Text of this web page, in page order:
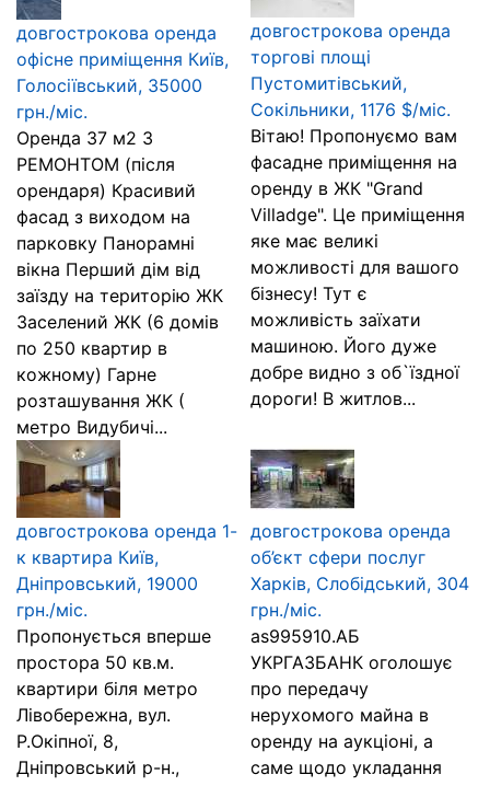
довгострокова оренда
офісне приміщення Київ,
Голосіївський, 35000
грн./міс.
Оренда 37 м2 З
РЕМОНТОМ (після
орендаря) Красивий
фасад з виходом на
парковку Панорамні
вікна Перший дім від
заїзду на територію ЖК
Заселений ЖК (6 домів
по 250 квартир в
кожному) Гарне
розташування ЖК (
метро Видубичі...
довгострокова оренда
торгові площі
Пустомитівський,
Сокільники, 1176 $/міс.
Вітаю! Пропонуємо вам
фасадне приміщення на
оренду в ЖК "Grand
Villadge". Це приміщення
яке має великі
можливості для вашого
бізнесу! Тут є
можливість заїхати
машиною. Його дуже
добре видно з об`їздної
дороги! В житлов...
довгострокова оренда 1-
к квартира Київ,
Дніпровський, 19000
грн./міс.
Пропонується вперше
простора 50 кв.м.
квартири біля метро
Лівобережна, вул.
Р.Окіпної, 8,
Дніпровський р-н.,
довгострокова оренда
об’єкт сфери послуг
Харків, Слобідський, 304
грн./міс.
as995910.АБ
УКРГАЗБАНК оголошує
про передачу
нерухомого майна в
оренду на аукціоні, а
саме щодо укладання